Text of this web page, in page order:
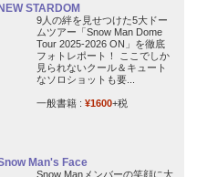
STARDOM
9人の絆を見せつけた5大ドー
ムツアー「Snow Man Dome
Tour 2025-2026 ON」を徹底
フォトレポート！ ここでしか
見られないクール＆キュート
なソロショットも要...
一般書籍 : ¥1600+税
Man's Face
Snow Manメンバーの笑顔に大